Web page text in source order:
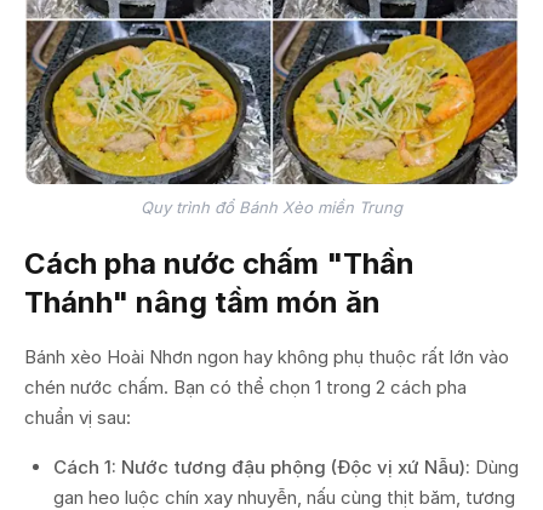
Quy trình đổ Bánh Xèo miền Trung
Cách pha nước chấm "Thần
Thánh" nâng tầm món ăn
Bánh xèo Hoài Nhơn ngon hay không phụ thuộc rất lớn vào
chén nước chấm. Bạn có thể chọn 1 trong 2 cách pha
chuẩn vị sau:
Cách 1: Nước tương đậu phộng (Độc vị xứ Nẫu): Dùng
gan heo luộc chín xay nhuyễn, nấu cùng thịt băm, tương